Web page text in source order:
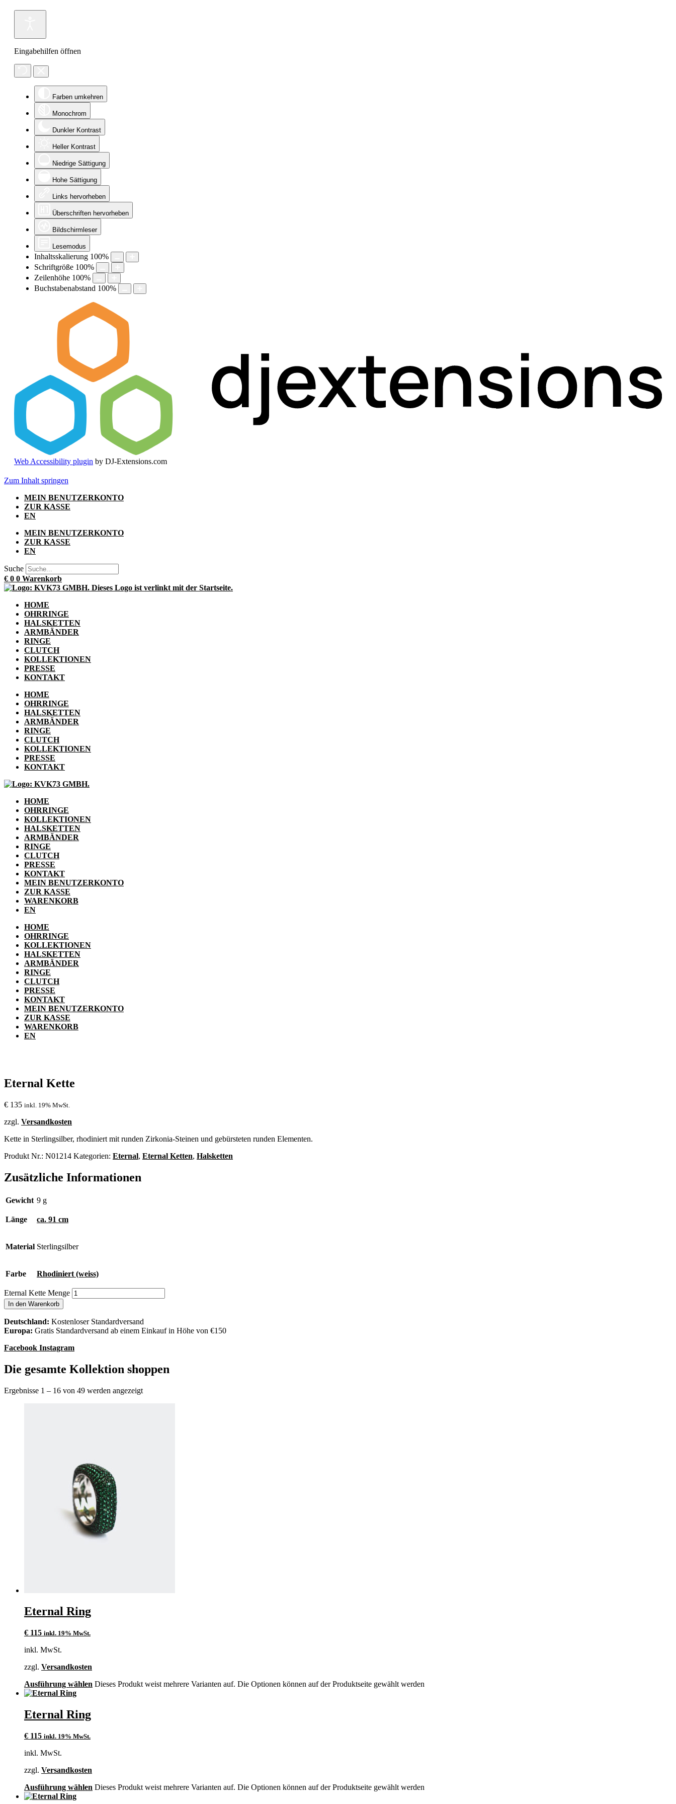
Eingabehilfen öffnen
Farben umkehren
Monochrom
Dunkler Kontrast
Heller Kontrast
Niedrige Sättigung
Hohe Sättigung
Links hervorheben
Überschriften hervorheben
Bildschirmleser
Lesemodus
Inhaltsskalierung 100%
Schriftgröße 100%
Zeilenhöhe 100%
Buchstabenabstand 100%
Web Accessibility plugin by DJ-Extensions.com
Zum Inhalt springen
MEIN BENUTZERKONTO
ZUR KASSE
EN
MEIN BENUTZERKONTO
ZUR KASSE
EN
Suche
€ 0 0 Warenkorb
HOME
OHRRINGE
HALSKETTEN
ARMBÄNDER
RINGE
CLUTCH
KOLLEKTIONEN
PRESSE
KONTAKT
HOME
OHRRINGE
HALSKETTEN
ARMBÄNDER
RINGE
CLUTCH
KOLLEKTIONEN
PRESSE
KONTAKT
HOME
OHRRINGE
KOLLEKTIONEN
HALSKETTEN
ARMBÄNDER
RINGE
CLUTCH
PRESSE
KONTAKT
MEIN BENUTZERKONTO
ZUR KASSE
WARENKORB
EN
HOME
OHRRINGE
KOLLEKTIONEN
HALSKETTEN
ARMBÄNDER
RINGE
CLUTCH
PRESSE
KONTAKT
MEIN BENUTZERKONTO
ZUR KASSE
WARENKORB
EN
Eternal Kette
€ 135 inkl. 19% MwSt.
zzgl. Versandkosten
Kette in Sterlingsilber, rhodiniert mit runden Zirkonia-Steinen und gebürsteten runden Elementen.
Produkt Nr.: N01214 Kategorien: Eternal, Eternal Ketten, Halsketten
Zusätzliche Informationen
Gewicht 9 g
Länge ca. 91 cm
Material Sterlingsilber
Farbe Rhodiniert (weiss)
Eternal Kette Menge
In den Warenkorb
Deutschland: Kostenloser Standardversand
Europa: Gratis Standardversand ab einem Einkauf in Höhe von €150
Facebook Instagram
Die gesamte Kollektion shoppen
Ergebnisse 1 – 16 von 49 werden angezeigt
Eternal Ring
€ 115 inkl. 19% MwSt.
inkl. MwSt.
zzgl. Versandkosten
Ausführung wählen Dieses Produkt weist mehrere Varianten auf. Die Optionen können auf der Produktseite gewählt werden
Eternal Ring
€ 115 inkl. 19% MwSt.
inkl. MwSt.
zzgl. Versandkosten
Ausführung wählen Dieses Produkt weist mehrere Varianten auf. Die Optionen können auf der Produktseite gewählt werden